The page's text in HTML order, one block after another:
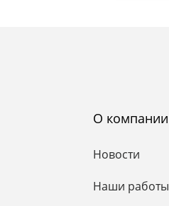
О компании
Новости
Наши работы